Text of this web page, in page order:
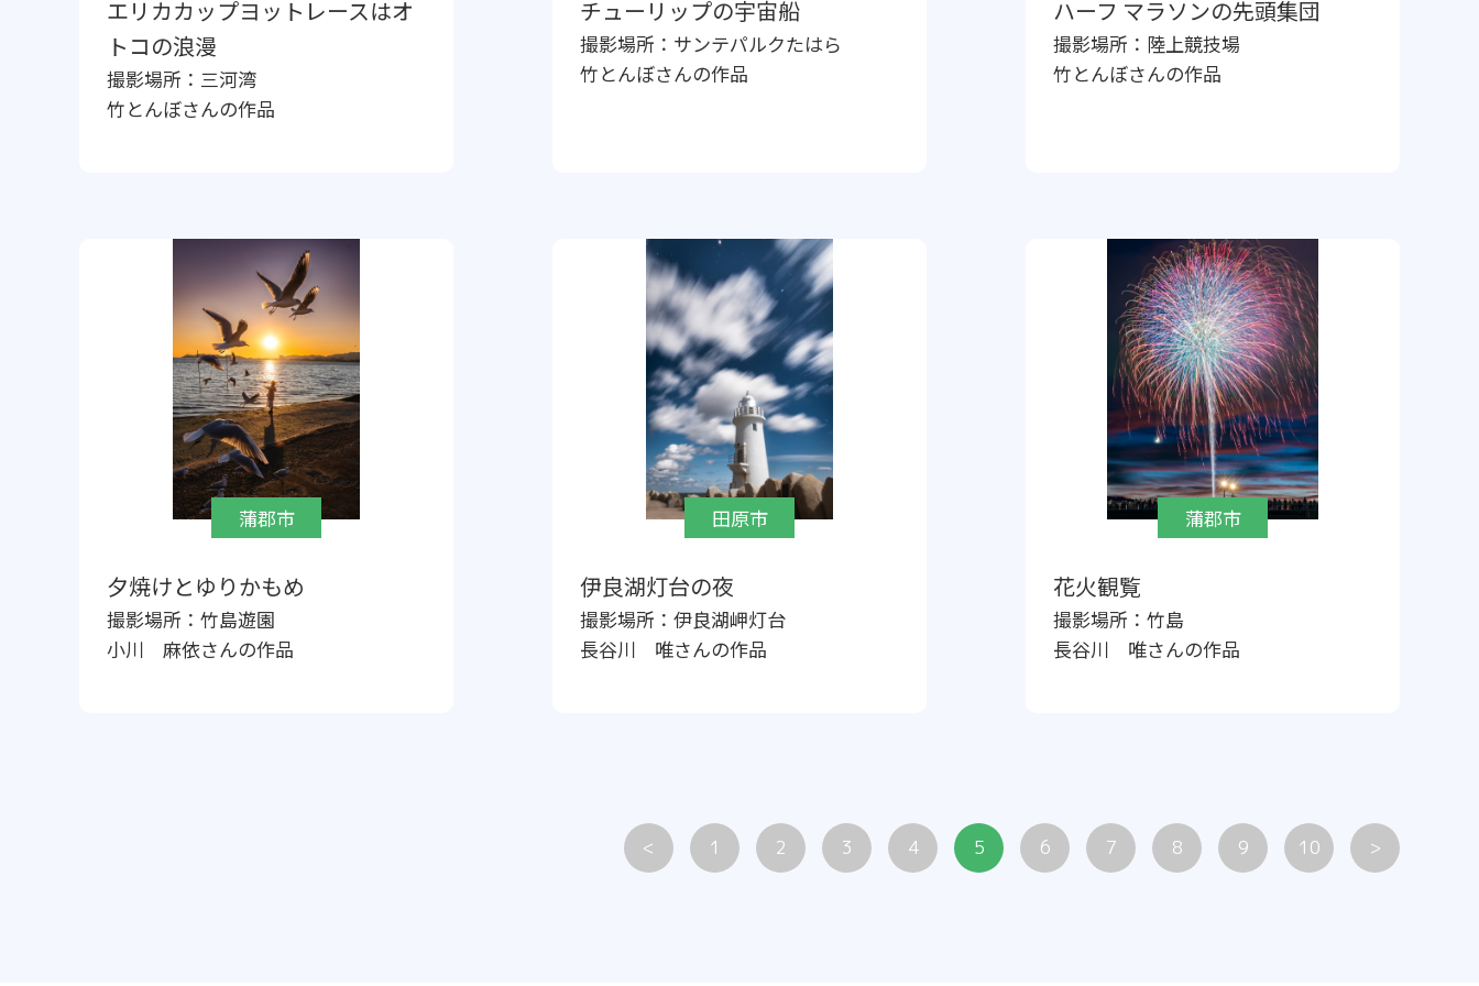
エリカカップヨットレースはオ
トコの浪漫
撮影場所： 三河湾
竹とんぼさんの作品
チューリップの宇宙船
撮影場所： サンテパルクたはら
竹とんぼさんの作品
ハーフ マラソンの先頭集団
撮影場所： 陸上競技場
竹とんぼさんの作品
蒲郡市
夕焼けとゆりかもめ
撮影場所： 竹島遊園
小川 麻依さんの作品
田原市
伊良湖灯台の夜
撮影場所： 伊良湖岬灯台
長谷川 唯さんの作品
蒲郡市
花火観覧
撮影場所： 竹島
長谷川 唯さんの作品
< 1 2 3 4 5 6 7 8 9 10 >